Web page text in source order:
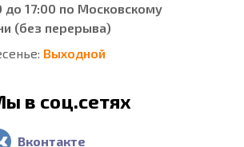
до 17:00 по Московскому
(без перерыва)
Выходной
в соц.сетях
Вконтакте